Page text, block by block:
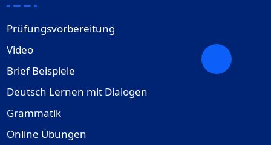
Prüfungsvorbereitung
Video
Brief Beispiele
Deutsch Lernen mit Dialogen
Grammatik
Online Übungen